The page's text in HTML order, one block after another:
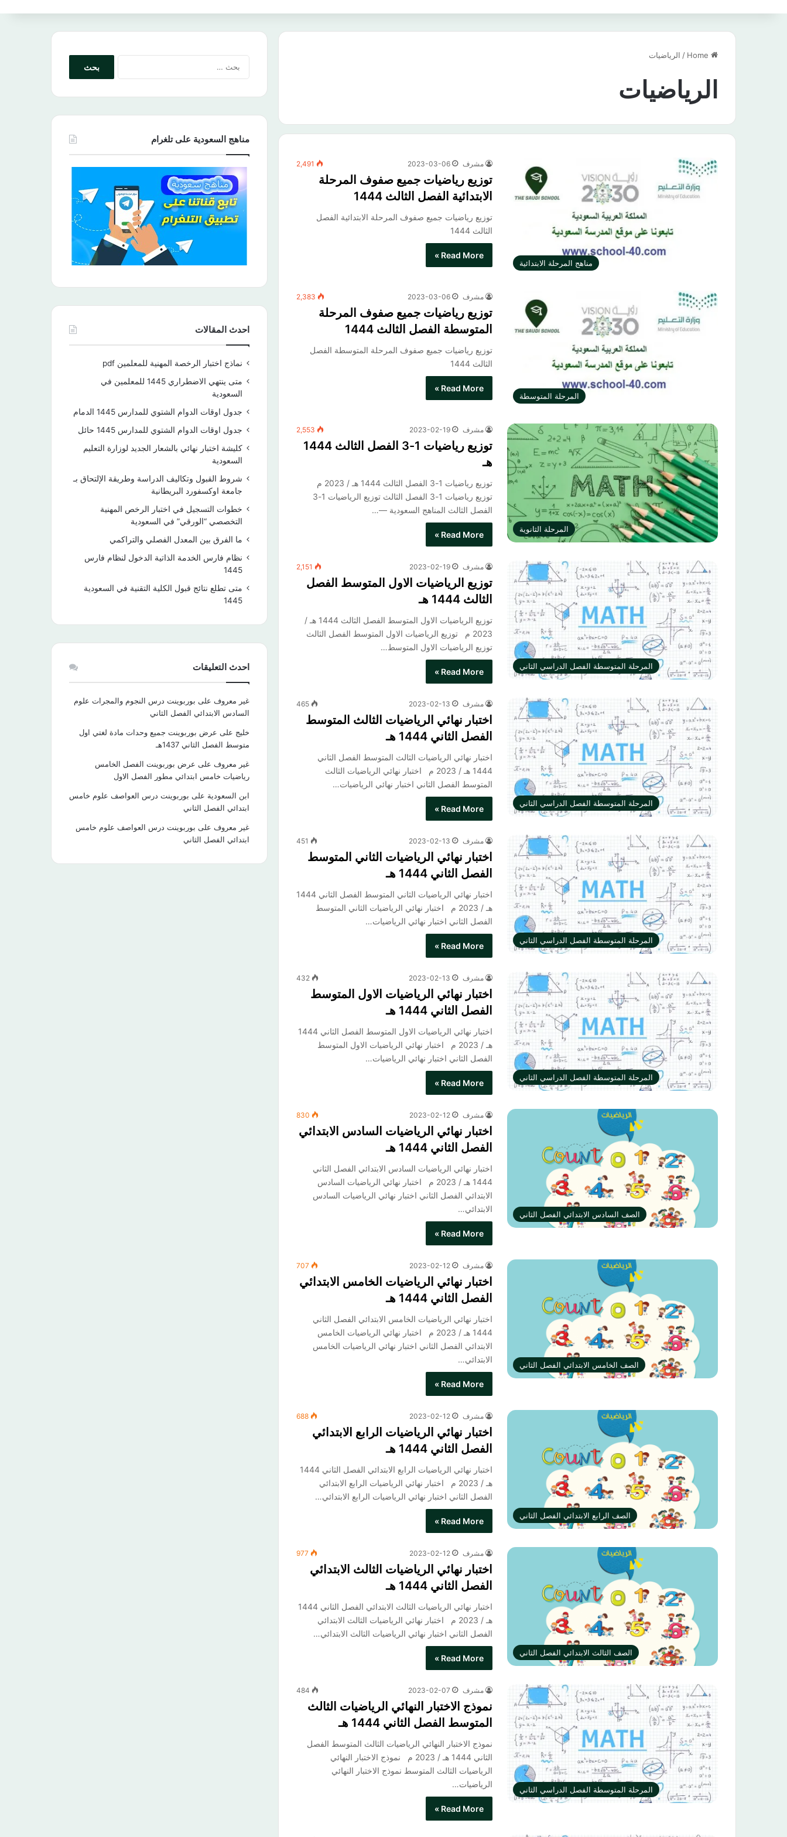
/ الرياضيات
الرياضيات
مناهج المرحلة الابتدائية
مشرف 2023-03-06
2,491
توزيع رياضيات جميع صفوف المرحلة
الابتدائية الفصل الثالث 1444
توزيع رياضيات جميع صفوف المرحلة الابتدائية الفصل
الثالث 1444
Read More »
المرحلة المتوسطة
مشرف 2023-03-06
2,383
توزيع رياضيات جميع صفوف المرحلة
المتوسطة الفصل الثالث 1444
توزيع رياضيات جميع صفوف المرحلة المتوسطة الفصل
الثالث 1444
Read More »
المرحلة الثانوية
مشرف 2023-02-19
2,553
توزيع رياضيات 1-3 الفصل الثالث 1444
هـ
توزيع رياضيات 1-3 الفصل الثالث 1444 هـ / 2023 م
توزيع رياضيات 1-3 الفصل الثالث​ توزيع الرياضيات 1-3
الفصل الثالث المناهج السعودية —…
Read More »
المرحلة المتوسطة الفصل الدراسي الثاني
مشرف 2023-02-19
2,151
توزيع الرياضيات الاول المتوسط الفصل
الثالث 1444 هـ
توزيع الرياضيات الاول المتوسط الفصل الثالث 1444 هـ /
2023 م توزيع الرياضيات الاول المتوسط الفصل الثالث​
توزيع الرياضيات الاول المتوسط…
Read More »
المرحلة المتوسطة الفصل الدراسي الثاني
مشرف 2023-02-13
465
اختبار نهائي الرياضيات الثالث المتوسط
الفصل الثاني 1444 هـ
اختبار نهائي الرياضيات الثالث المتوسط الفصل الثاني
1444 هـ / 2023 م اختبار نهائي الرياضيات الثالث
المتوسط الفصل الثاني​ اختبار نهائي الرياضيات…
Read More »
المرحلة المتوسطة الفصل الدراسي الثاني
مشرف 2023-02-13
451
اختبار نهائي الرياضيات الثاني المتوسط
الفصل الثاني 1444 هـ
اختبار نهائي الرياضيات الثاني المتوسط الفصل الثاني 1444
هـ / 2023 م اختبار نهائي الرياضيات الثاني المتوسط
الفصل الثاني​ اختبار نهائي الرياضيات…
Read More »
المرحلة المتوسطة الفصل الدراسي الثاني
مشرف 2023-02-13
432
اختبار نهائي الرياضيات الاول المتوسط
الفصل الثاني 1444 هـ
اختبار نهائي الرياضيات الاول المتوسط الفصل الثاني 1444
هـ / 2023 م اختبار نهائي الرياضيات الاول المتوسط
الفصل الثاني​ اختبار نهائي الرياضيات…
Read More »
الصف السادس الابتدائي الفصل الثاني
مشرف 2023-02-12
830
اختبار نهائي الرياضيات السادس الابتدائي
الفصل الثاني 1444 هـ
اختبار نهائي الرياضيات السادس الابتدائي الفصل الثاني
1444 هـ / 2023 م اختبار نهائي الرياضيات السادس
الابتدائي الفصل الثاني​ اختبار نهائي الرياضيات السادس
الابتدائي…
Read More »
الصف الخامس الابتدائي الفصل الثاني
مشرف 2023-02-12
707
اختبار نهائي الرياضيات الخامس الابتدائي
الفصل الثاني 1444 هـ
اختبار نهائي الرياضيات الخامس الابتدائي الفصل الثاني
1444 هـ / 2023 م اختبار نهائي الرياضيات الخامس
الابتدائي الفصل الثاني​ اختبار نهائي الرياضيات الخامس
الابتدائي…
Read More »
الصف الرابع الابتدائي الفصل الثاني
مشرف 2023-02-12
688
اختبار نهائي الرياضيات الرابع الابتدائي
الفصل الثاني 1444 هـ
اختبار نهائي الرياضيات الرابع الابتدائي الفصل الثاني 1444
هـ / 2023 م اختبار نهائي الرياضيات الرابع الابتدائي
الفصل الثاني​ اختبار نهائي الرياضيات الرابع الابتدائي…
Read More »
الصف الثالث الابتدائي الفصل الثاني
مشرف 2023-02-12
977
اختبار نهائي الرياضيات الثالث الابتدائي
الفصل الثاني 1444 هـ
اختبار نهائي الرياضيات الثالث الابتدائي الفصل الثاني 1444
هـ / 2023 م اختبار نهائي الرياضيات الثالث الابتدائي
الفصل الثاني​ اختبار نهائي الرياضيات الثالث الابتدائي…
Read More »
المرحلة المتوسطة الفصل الدراسي الثاني
مشرف 2023-02-07
484
نموذج الاختبار النهائي الرياضيات الثالث
المتوسط الفصل الثاني 1444 هـ
نموذج الاختبار النهائي الرياضيات الثالث المتوسط الفصل
الثاني 1444 هـ / 2023 م نموذج الاختبار النهائي
الرياضيات الثالث المتوسط​ نموذج الاختبار النهائي
الرياضيات…
Read More »
مناهج السعودية على تلغرام
احدث المقالات
نماذج اختبار الرخصة المهنية للمعلمين pdf
متى ينتهي الاضطراري 1445 للمعلمين في
السعودية
جدول اوقات الدوام الشتوي للمدارس 1445 الدمام
جدول اوقات الدوام الشتوي للمدارس 1445 حائل
كليشة اختبار نهائي بالشعار الجديد لوزارة التعليم
السعودية
شروط القبول وتكاليف الدراسة وطريقة الإلتحاق بـ
جامعة اوكسفورد البريطانية
خطوات التسجيل في اختبار الرخص المهنية
التخصصي “الورقي” في السعودية
ما الفرق بين المعدل الفصلي والتراكمي
نظام فارس الخدمة الذاتية الدخول لنظام فارس
1445
متى تطلع نتائج قبول الكلية التقنية في السعودية
1445
احدث التعليقات
غير معروف على بوربوينت درس النجوم والمجرات علوم
السادس الابتدائي الفصل الثاني
خليج على عرض بوربوينت جميع وحدات مادة لغتي اول
متوسط الفصل الثاني 1437هـ
غير معروف على عرض بوربوينت الفصل الخامس
رياضيات خامس ابتدائي مطور الفصل الاول
ابن السعودية على بوربوينت درس العواصف علوم خامس
ابتدائي الفصل الثاني
غير معروف على بوربوينت درس العواصف علوم خامس
ابتدائي الفصل الثاني